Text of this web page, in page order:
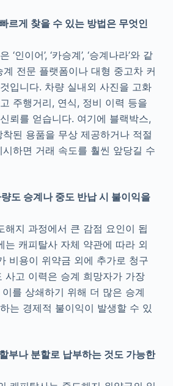
르게 찾을 수 있는 방법은 무엇인
인이어’, ‘카승계’, ‘승계나라’와 같
전문 플랫폼이나 대형 중고차 커
입니다. 차량 실내외 사진을 고화
주행거리, 연식, 정비 이력 등을
뢰를 얻습니다. 여기에 블랙박스,
된 용품을 무상 제공하거나 적절
하면 거래 속도를 훨씬 앞당길 수
도 승계나 중도 반납 시 불이익을
해지 과정에서 큰 감점 요인이 됩
는 캐피탈사 자체 약관에 따라 외
비용이 위약금 외에 추가로 청구
사고 이력은 승계 희망자가 가장
를 상쇄하기 위해 더 많은 승계
는 경제적 불이익이 발생할 수 있
부나 분할로 납부하는 것도 가능한